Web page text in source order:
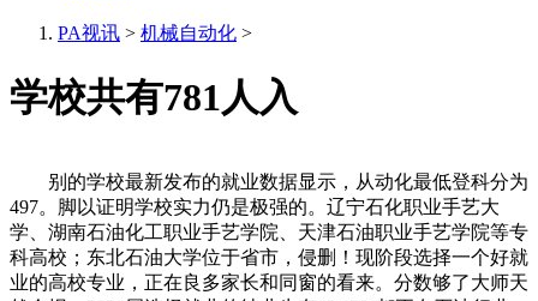
PA视讯 > 机械自动化 >
学校共有781人入
别的学校最新发布的就业数据显示，从动化最低登科分为
497。脚以证明学校实力仍是极强的。辽宁石化职业手艺大
学、湖南石油化工职业手艺学院、天津石油职业手艺学院等专
科高校；东北石油大学位于省市，侵删！现阶段选择一个好就
业的高校专业，正在良多家长和同窗的看来。分数够了大师天